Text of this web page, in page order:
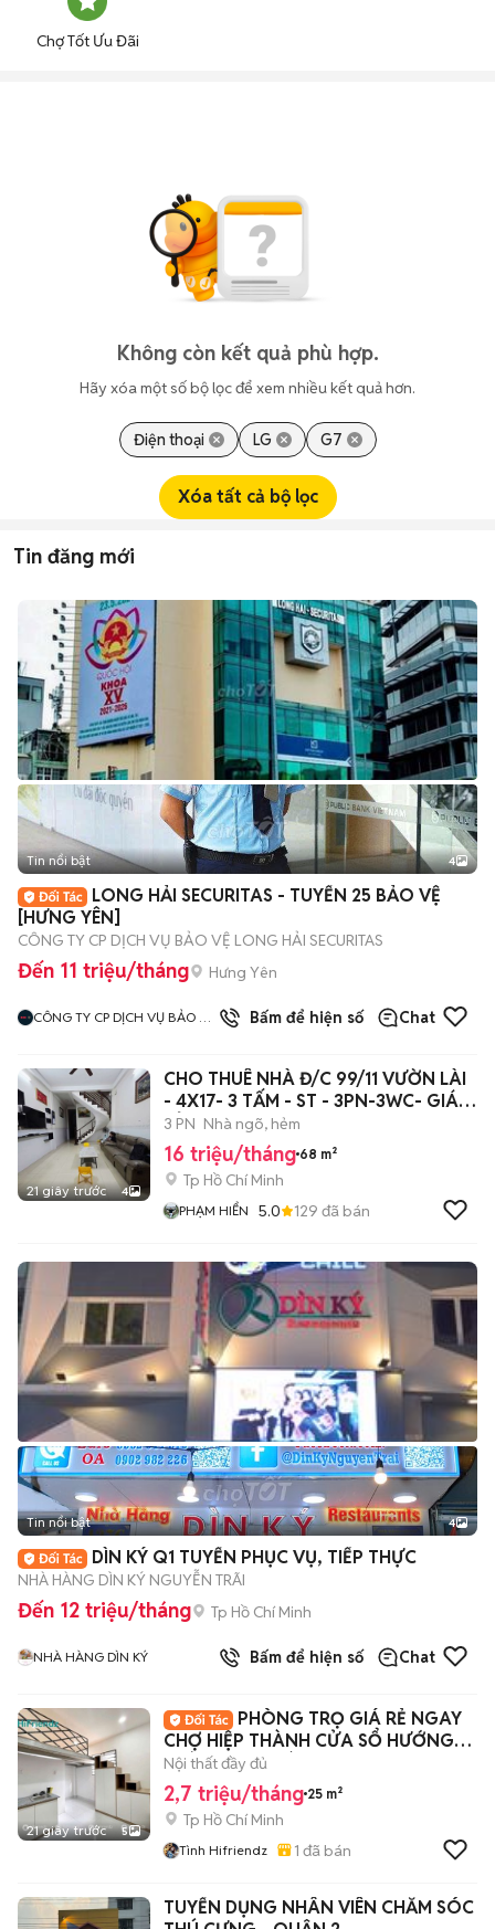
Chợ Tốt Ưu Đãi
Không còn kết quả phù hợp.
Hãy xóa một số bộ lọc để xem nhiều kết quả hơn.
Điện thoại LG G7
Xóa tất cả bộ lọc
Tin đăng mới
Tin nổi bật 4
LONG HẢI SECURITAS - TUYỂN 25 BẢO VỆ
[HƯNG YÊN]
CÔNG TY CP DỊCH VỤ BẢO VỆ LONG HẢI SECURITAS
Đến 11 triệu/tháng Hưng Yên
CÔNG TY CP DỊCH VỤ BẢO VỆ
Bấm để hiện số Chat
21 giây trước 4
CHO THUÊ NHÀ Đ/C 99/11 VƯỜN LÀI
- 4X17- 3 TẤM - ST - 3PN-3WC- GIÁ
RẺ
3 PN Nhà ngõ, hẻm
16 triệu/tháng 68 m²
Tp Hồ Chí Minh
PHẠM HIỂN 5.0 129 đã bán
Tin nổi bật 4
DÌN KÝ Q1 TUYỂN PHỤC VỤ, TIẾP THỰC
NHÀ HÀNG DÌN KÝ NGUYỄN TRÃI
Đến 12 triệu/tháng Tp Hồ Chí Minh
NHÀ HÀNG DÌN KÝ Bấm để hiện số Chat
21 giây trước 5
PHÒNG TRỌ GIÁ RẺ NGAY
CHỢ HIỆP THÀNH CỬA SỔ HƯỚNG
GIÓ CỰC THOÁNG 🌿
Nội thất đầy đủ
2,7 triệu/tháng 25 m²
Tp Hồ Chí Minh
Tình Hifriendz 1 đã bán
TUYỂN DỤNG NHÂN VIÊN CHĂM SÓC